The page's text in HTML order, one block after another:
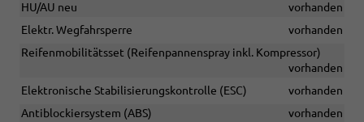
HU/AU neu
vorhanden
Elektr. Wegfahrsperre
vorhanden
Reifenmobilitätsset (Reifenpannenspray inkl. Kompressor)
vorhanden
Elektronische Stabilisierungskontrolle (ESC)
vorhanden
Antiblockiersystem (ABS)
vorhanden